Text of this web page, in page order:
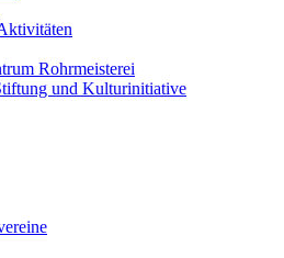
Rohrmeisterei
und Kulturinitiative